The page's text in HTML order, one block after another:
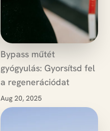
Bypass műtét
gyógyulás: Gyorsítsd fel
a regenerációdat
Aug 20, 2025